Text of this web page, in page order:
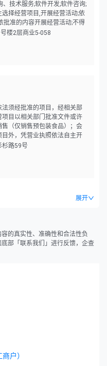
技术服务;软件开发;软件咨询;
择经营项目,开展经营活动;依
批准的内容开展经营活动;不得
目的经营活动。）
楼2层商业5-058
须经批准的项目，经相关部
目以相关部门批准文件或许
（仅销售预包装食品）；会
外，凭营业执照依法自主开
杉路59号
展开
的真实性、准确性和合法性负
部「联系我们」进行反馈，企查
户）